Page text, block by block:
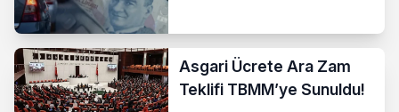
Asgari Ücrete Ara Zam
Teklifi TBMM’ye Sunuldu!